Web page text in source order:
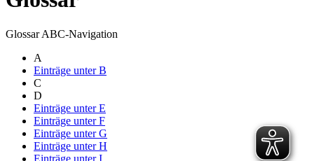
Glossar ABC-Navigation
A
Einträge unterB
C
D
Einträge unterE
Einträge unterF
Einträge unterG
Einträge unterH
Einträge unterI